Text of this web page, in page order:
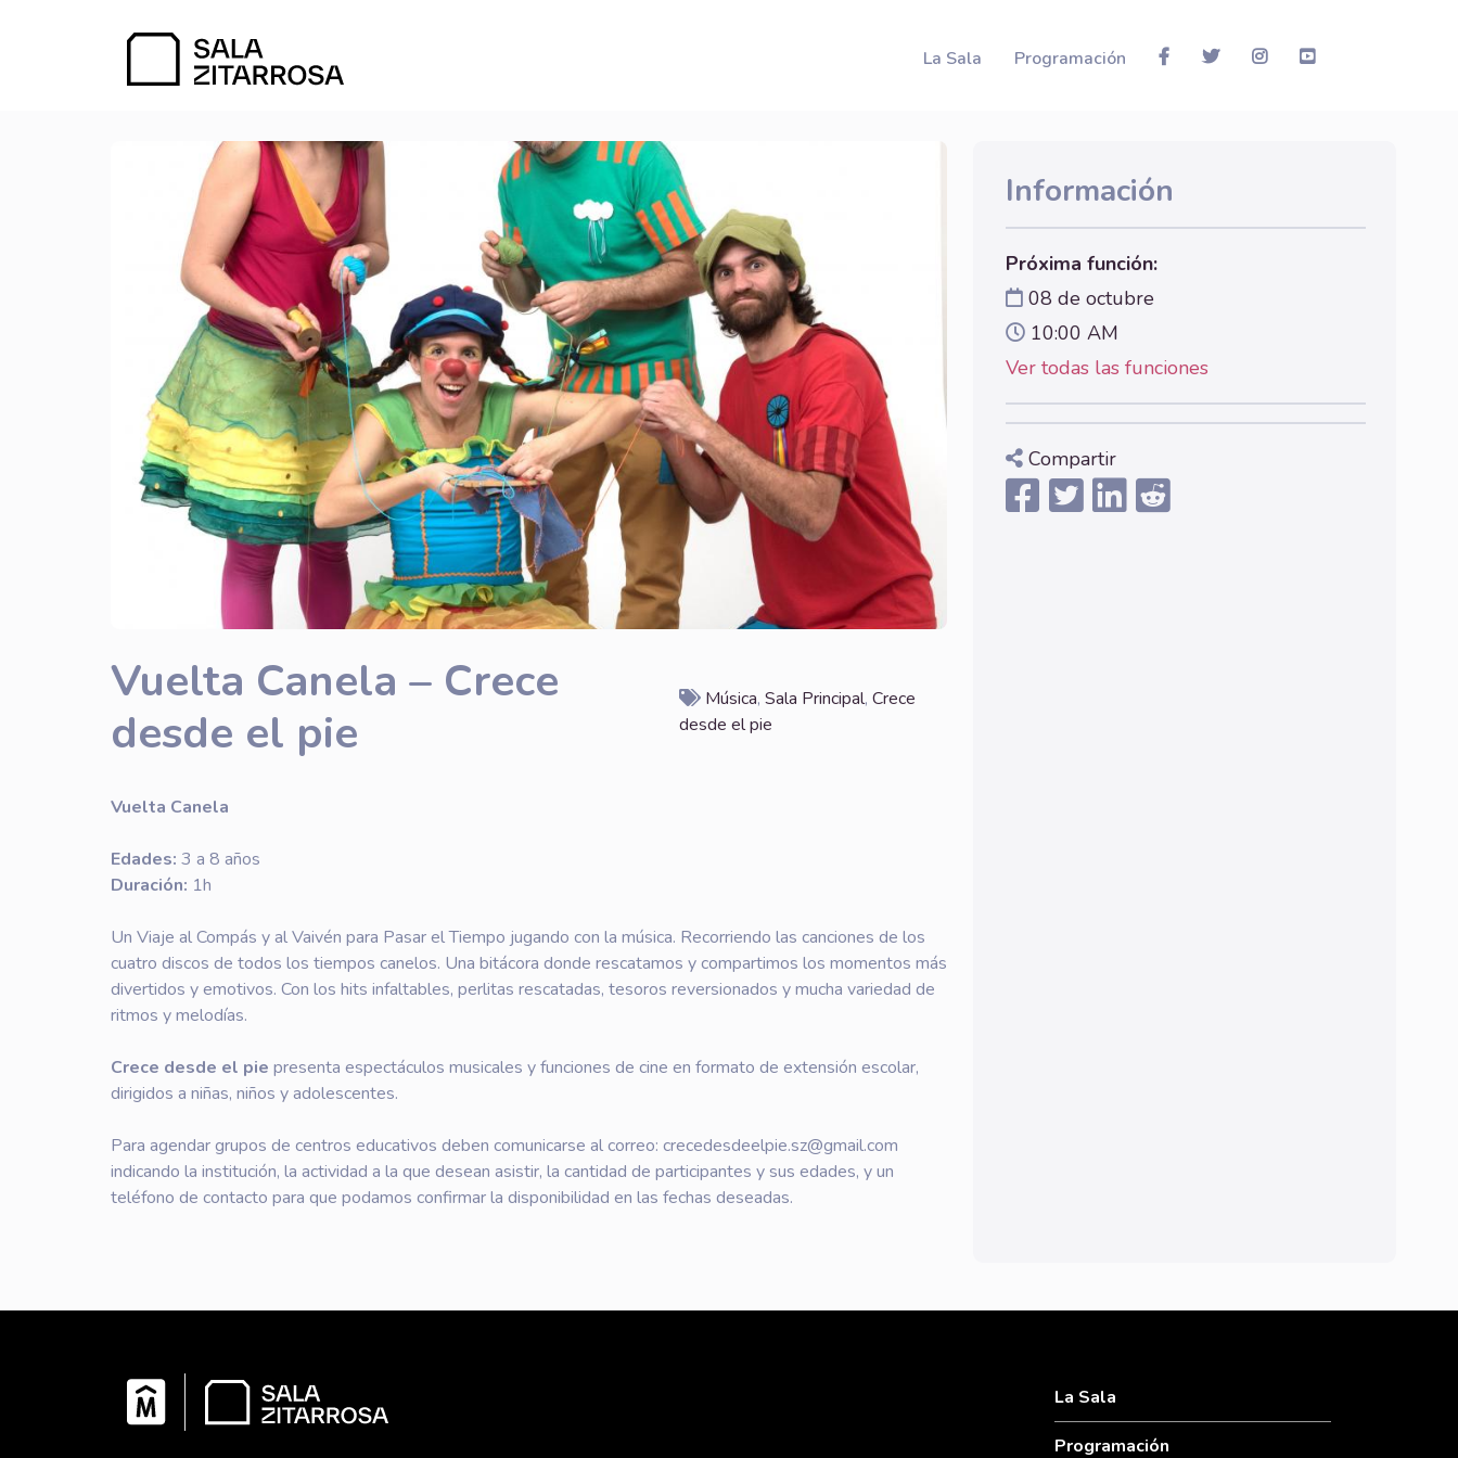
La Sala Programación
Vuelta Canela – Crece
desde el pie
Música, Sala Principal, Crece
desde el pie
Vuelta Canela
Edades: 3 a 8 años
Duración: 1h
Un Viaje al Compás y al Vaivén para Pasar el Tiempo jugando con la música. Recorriendo las canciones de los
cuatro discos de todos los tiempos canelos. Una bitácora donde rescatamos y compartimos los momentos más
divertidos y emotivos. Con los hits infaltables, perlitas rescatadas, tesoros reversionados y mucha variedad de
ritmos y melodías.
Crece desde el pie presenta espectáculos musicales y funciones de cine en formato de extensión escolar,
dirigidos a niñas, niños y adolescentes.
Para agendar grupos de centros educativos deben comunicarse al correo: crecedesdeelpie.sz@gmail.com
indicando la institución, la actividad a la que desean asistir, la cantidad de participantes y sus edades, y un
teléfono de contacto para que podamos confirmar la disponibilidad en las fechas deseadas.
Información
Próxima función:
08 de octubre
10:00 AM
Ver todas las funciones
Compartir
La Sala
Programación